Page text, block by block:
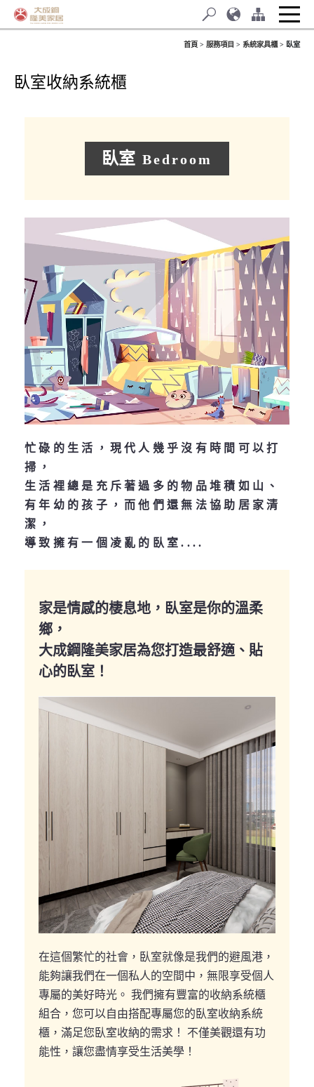
首頁 服務項目 系統家具櫃 臥室
臥室收納系統櫃
臥室 Bedroom
忙碌的生活，現代人幾乎沒有時間可以打
掃，
生活裡總是充斥著過多的物品堆積如山、
有年幼的孩子，而他們還無法協助居家清
潔，
導致擁有一個凌亂的臥室....
家是情感的棲息地，臥室是你的溫柔
鄉，
大成鋼隆美家居為您打造最舒適、貼
心的臥室！
在這個繁忙的社會，臥室就像是我們的避風港，
能夠讓我們在一個私人的空間中，無限享受個人
專屬的美好時光。 我們擁有豐富的收納系統櫃
組合，您可以自由搭配專屬您的臥室收納系統
櫃，滿足您臥室收納的需求！ 不僅美觀還有功
能性，讓您盡情享受生活美學！